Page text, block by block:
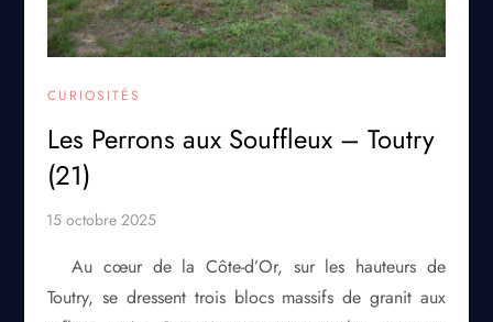
CURIOSITÉS
Les Perrons aux Souffleux – Toutry
(21)
Au cœur de la Côte-d’Or, sur les hauteurs de
Toutry, se dressent trois blocs massifs de granit aux